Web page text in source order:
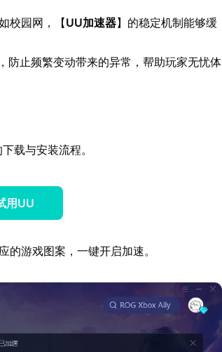
校园网，【UU加速器】的稳定机制能够缓
防止频繁变动带来的异常，帮助玩家无忧体
载与安装流程。
用UU
游戏图案，一键开启加速。